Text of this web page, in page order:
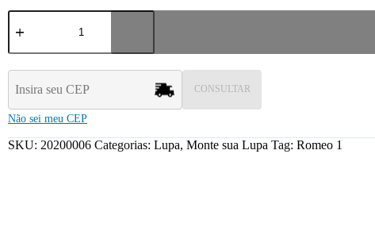
CONSULTAR
Não sei meu CEP
SKU: 20200006 Categorias: Lupa, Monte sua Lupa Tag: Romeo 1